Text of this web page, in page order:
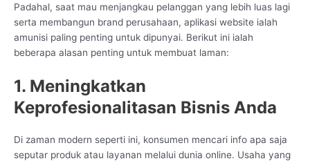
Padahal, saat mau menjangkau pelanggan yang lebih luas lagi
serta membangun brand perusahaan, aplikasi website ialah
amunisi paling penting untuk dipunyai. Berikut ini ialah
beberapa alasan penting untuk membuat laman:
1. Meningkatkan
Keprofesionalitasan Bisnis Anda
Di zaman modern seperti ini, konsumen mencari info apa saja
seputar produk atau layanan melalui dunia online. Usaha yang